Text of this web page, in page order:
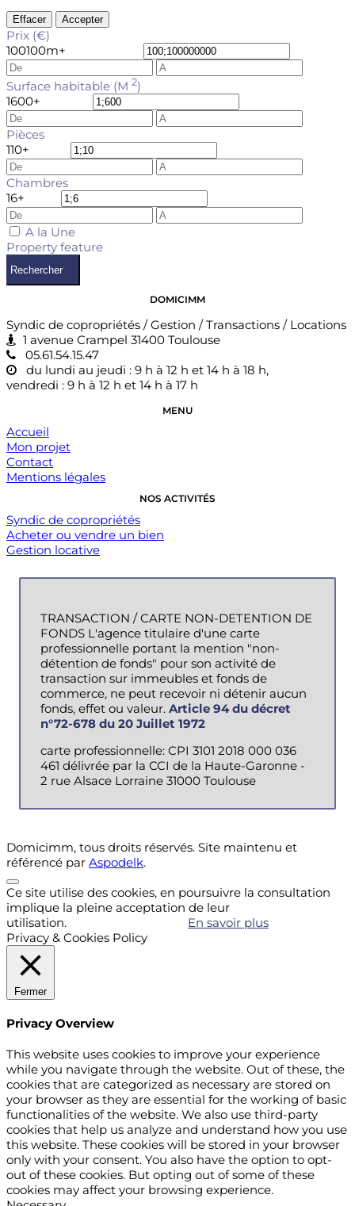
Effacer Accepter
Prix (€)
100100m+
Surface habitable (M 2)
1600+
Pièces
110+
Chambres
16+
A la Une
Property feature
Rechercher
DOMICIMM
Syndic de copropriétés / Gestion / Transactions / Locations
1 avenue Crampel 31400 Toulouse
05.61.54.15.47
du lundi au jeudi : 9 h à 12 h et 14 h à 18 h,
vendredi : 9 h à 12 h et 14 h à 17 h
MENU
Accueil
Mon projet
Contact
Mentions légales
NOS ACTIVITÉS
Syndic de copropriétés
Acheter ou vendre un bien
Gestion locative
TRANSACTION / CARTE NON-DETENTION DE
FONDS L'agence titulaire d'une carte
professionnelle portant la mention "non-
détention de fonds" pour son activité de
transaction sur immeubles et fonds de
commerce, ne peut recevoir ni détenir aucun
fonds, effet ou valeur. Article 94 du décret
n°72-678 du 20 Juillet 1972
carte professionnelle: CPI 3101 2018 000 036
461 délivrée par la CCI de la Haute-Garonne -
2 rue Alsace Lorraine 31000 Toulouse
Domicimm, tous droits réservés. Site maintenu et
référencé par Aspodelk.
Ce site utilise des cookies, en poursuivre la consultation
implique la pleine acceptation de leur
utilisation.
En savoir plus
Privacy & Cookies Policy
Fermer
Privacy Overview
This website uses cookies to improve your experience
while you navigate through the website. Out of these, the
cookies that are categorized as necessary are stored on
your browser as they are essential for the working of basic
functionalities of the website. We also use third-party
cookies that help us analyze and understand how you use
this website. These cookies will be stored in your browser
only with your consent. You also have the option to opt-
out of these cookies. But opting out of some of these
cookies may affect your browsing experience.